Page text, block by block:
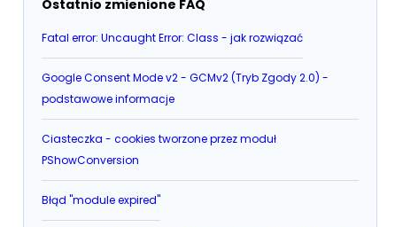
Ostatnio zmienione FAQ
Fatal error: Uncaught Error: Class - jak rozwiązać
Google Consent Mode v2 - GCMv2 (Tryb Zgody 2.0) -
podstawowe informacje
Ciasteczka - cookies tworzone przez moduł
PShowConversion
Błąd "module expired"